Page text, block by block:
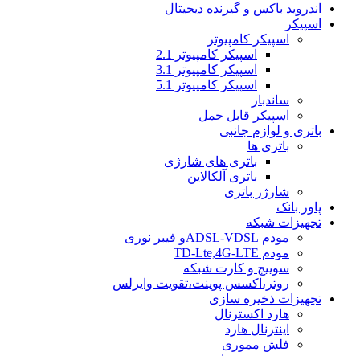
اندروید باکس و گیرنده دیجیتال
اسپیکر
اسپیکر کامپیوتر
اسپیکر کامپیوتر 2.1
اسپیکر کامپیوتر 3.1
اسپیکر کامپیوتر 5.1
ساندبار
اسپیکر قابل حمل
باتری و لوازم جانبی
باتری ها
باتری های شارژی
باتری آلکالاین
شارژر باتری
پاور بانک
تجهیزات شبکه
مودم ADSL-VDSLو فیبر نوری
مودم TD-Lte,4G-LTE
سوییچ و کارت شبکه
روتر،اکسس پوینت،تقویت وایرلس
تجهیزات ذخیره سازی
هارد اکسترنال
اینترنال هارد
فلش مموری